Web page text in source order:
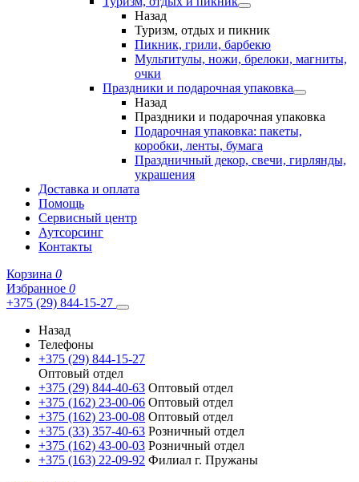
Назад
Туризм, отдых и пикник
Пикник, грили, барбекю
Мультитулы, ножи, брелоки, магниты,
очки
Праздники и подарочная упаковка
Назад
Праздники и подарочная упаковка
Подарочная упаковка: пакеты,
коробки, ленты, бумага
Праздничный декор, свечи, гирлянды,
украшения
Доставка и оплата
Помощь
Сервисный центр
Аутсорсинг
Контакты
Корзина 0
Избранное 0
+375 (29) 844-15-27
Назад
Телефоны
+375 (29) 844-15-27
Оптовый отдел
+375 (29) 844-40-63 Оптовый отдел
+375 (162) 23-00-06 Оптовый отдел
+375 (162) 23-00-08 Оптовый отдел
+375 (33) 357-40-63 Розничный отдел
+375 (162) 43-00-03 Розничный отдел
+375 (163) 22-09-92 Филиал г. Пружаны